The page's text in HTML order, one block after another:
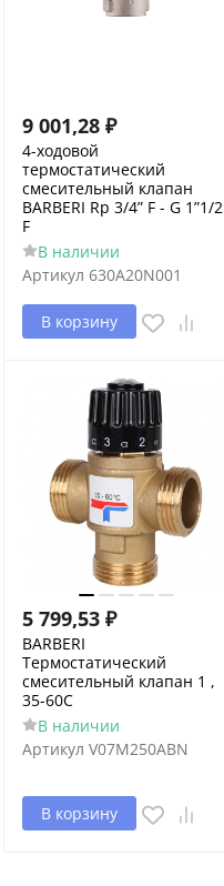
9 001,28 ₽
4-ходовой
термостатический
смесительный клапан
BARBERI Rp 3/4” F - G 1”1/2
F
В наличии
Артикул 630A20N001
В корзину
5 799,53 ₽
BARBERI
Термостатический
смесительный клапан 1 ,
35-60C
В наличии
Артикул V07M250ABN
В корзину